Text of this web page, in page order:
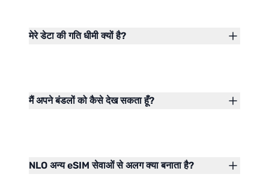
मेरे डेटा की गति धीमी क्यों है?
मैं अपने बंडलों को कैसे देख सकता हूँ?
NLO अन्य eSIM सेवाओं से अलग क्या बनाता है?